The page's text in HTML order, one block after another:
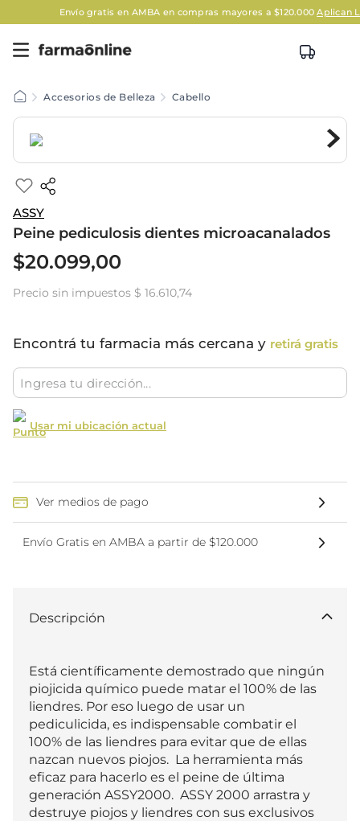
Envío gratis en AMBA en compras mayores a $120.000Aplican
Accesorios de Belleza Cabello
ASSY
Peine pediculosis dientes microacanalados
$20.099,00
Precio sin impuestos $ 16.610,74
Encontrá tu farmacia más cercana y retirá gratis
Usar mi ubicación actual
Ver medios de pago
Envío Gratis en AMBA a partir de $120.000
Descripción
Está científicamente demostrado que ningún
piojicida químico puede matar el 100% de las
liendres. Por eso luego de usar un
pediculicida, es indispensable combatir el
100% de las liendres para evitar que de ellas
nazcan nuevos piojos.  La herramienta más
eficaz para hacerlo es el peine de última
generación ASSY2000.  ASSY 2000 arrastra y
destruye piojos y liendres con sus exclusivos